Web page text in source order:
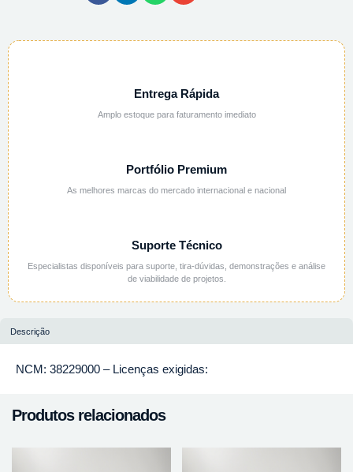
1L
quantidade
Entrega Rápida
Amplo estoque para faturamento imediato
Portfólio Premium
As melhores marcas do mercado internacional e nacional
Suporte Técnico
Especialistas disponíveis para suporte, tira-dúvidas, demonstrações e análise
de viabilidade de projetos.
Descrição
NCM: 38229000 – Licenças exigidas:
Produtos relacionados